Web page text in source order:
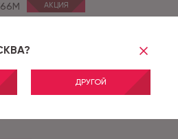
ДРУГОЙ
АКЦИЯ
2_739L - 4,0 м